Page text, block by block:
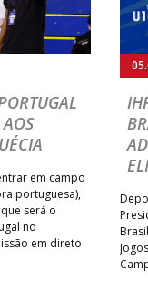
em campo
portuguesa),
será o
no
em direto